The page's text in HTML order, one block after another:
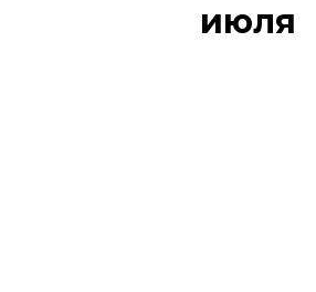
июля